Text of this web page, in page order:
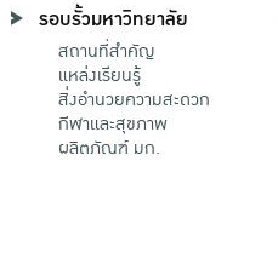
รอบรั้วมหาวิทยาลัย
สถานที่สำคัญ
แหล่งเรียนรู้
สิ่งอำนวยความสะดวก
กีฬาและสุขภาพ
ผลิตภัณฑ์ มก.